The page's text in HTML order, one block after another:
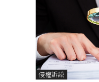
侵權訴訟